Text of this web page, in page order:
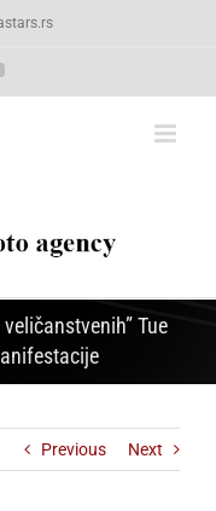
YouTube
Tue
Previous Next